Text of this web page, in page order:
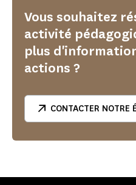
Vous souhaitez
activité
plus
actions ?
CONTACTER NOTRE